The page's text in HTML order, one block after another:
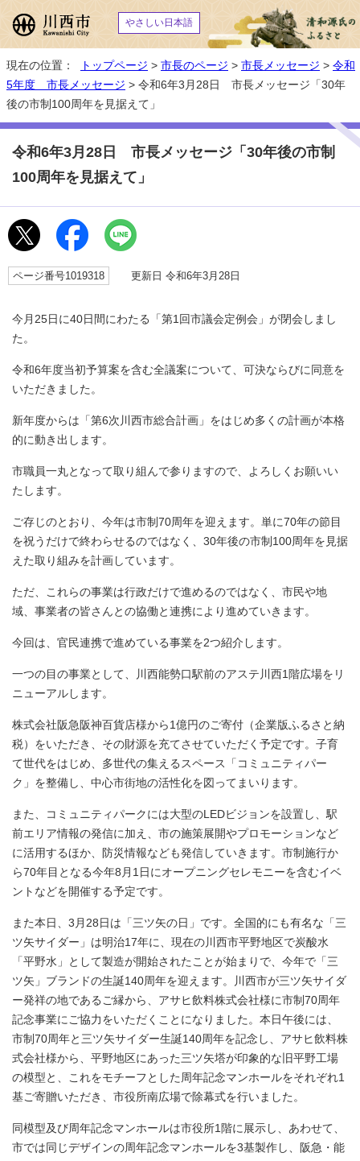
やさしい日本語
現在の位置： トップページ > 市長のページ > 市長メッセージ > 令和
5年度 市長メッセージ > 令和6年3月28日 市長メッセージ「30年
後の市制100周年を見据えて」
令和6年3月28日 市長メッセージ「30年後の市制
100周年を見据えて」
ページ番号1019318 更新日 令和6年3月28日
今月25日に40日間にわたる「第1回市議会定例会」が閉会しまし
た。
令和6年度当初予算案を含む全議案について、可決ならびに同意を
いただきました。
新年度からは「第6次川西市総合計画」をはじめ多くの計画が本格
的に動き出します。
市職員一丸となって取り組んで参りますので、よろしくお願いい
たします。
ご存じのとおり、今年は市制70周年を迎えます。単に70年の節目
を祝うだけで終わらせるのではなく、30年後の市制100周年を見据
えた取り組みを計画しています。
ただ、これらの事業は行政だけで進めるのではなく、市民や地
域、事業者の皆さんとの協働と連携により進めていきます。
今回は、官民連携で進めている事業を2つ紹介します。
一つの目の事業として、川西能勢口駅前のアステ川西1階広場をリ
ニューアルします。
株式会社阪急阪神百貨店様から1億円のご寄付（企業版ふるさと納
税）をいただき、その財源を充てさせていただく予定です。子育
て世代をはじめ、多世代の集えるスペース「コミュニティパー
ク」を整備し、中心市街地の活性化を図ってまいります。
また、コミュニティパークには大型のLEDビジョンを設置し、駅
前エリア情報の発信に加え、市の施策展開やプロモーションなど
に活用するほか、防災情報なども発信していきます。市制施行か
ら70年目となる今年8月1日にオープニングセレモニーを含むイベ
ントなどを開催する予定です。
また本日、3月28日は「三ツ矢の日」です。全国的にも有名な「三
ツ矢サイダー」は明治17年に、現在の川西市平野地区で炭酸水
「平野水」として製造が開始されたことが始まりで、今年で「三
ツ矢」ブランドの生誕140周年を迎えます。川西市が三ツ矢サイダ
ー発祥の地であるご縁から、アサヒ飲料株式会社様に市制70周年
記念事業にご協力をいただくことになりました。本日午後には、
市制70周年と三ツ矢サイダー生誕140周年を記念し、アサヒ飲料株
式会社様から、平野地区にあった三ツ矢塔が印象的な旧平野工場
の模型と、これをモチーフとした周年記念マンホールをそれぞれ1
基ご寄贈いただき、市役所南広場で除幕式を行いました。
同模型及び周年記念マンホールは市役所1階に展示し、あわせて、
市では同じデザインの周年記念マンホールを3基製作し、阪急・能